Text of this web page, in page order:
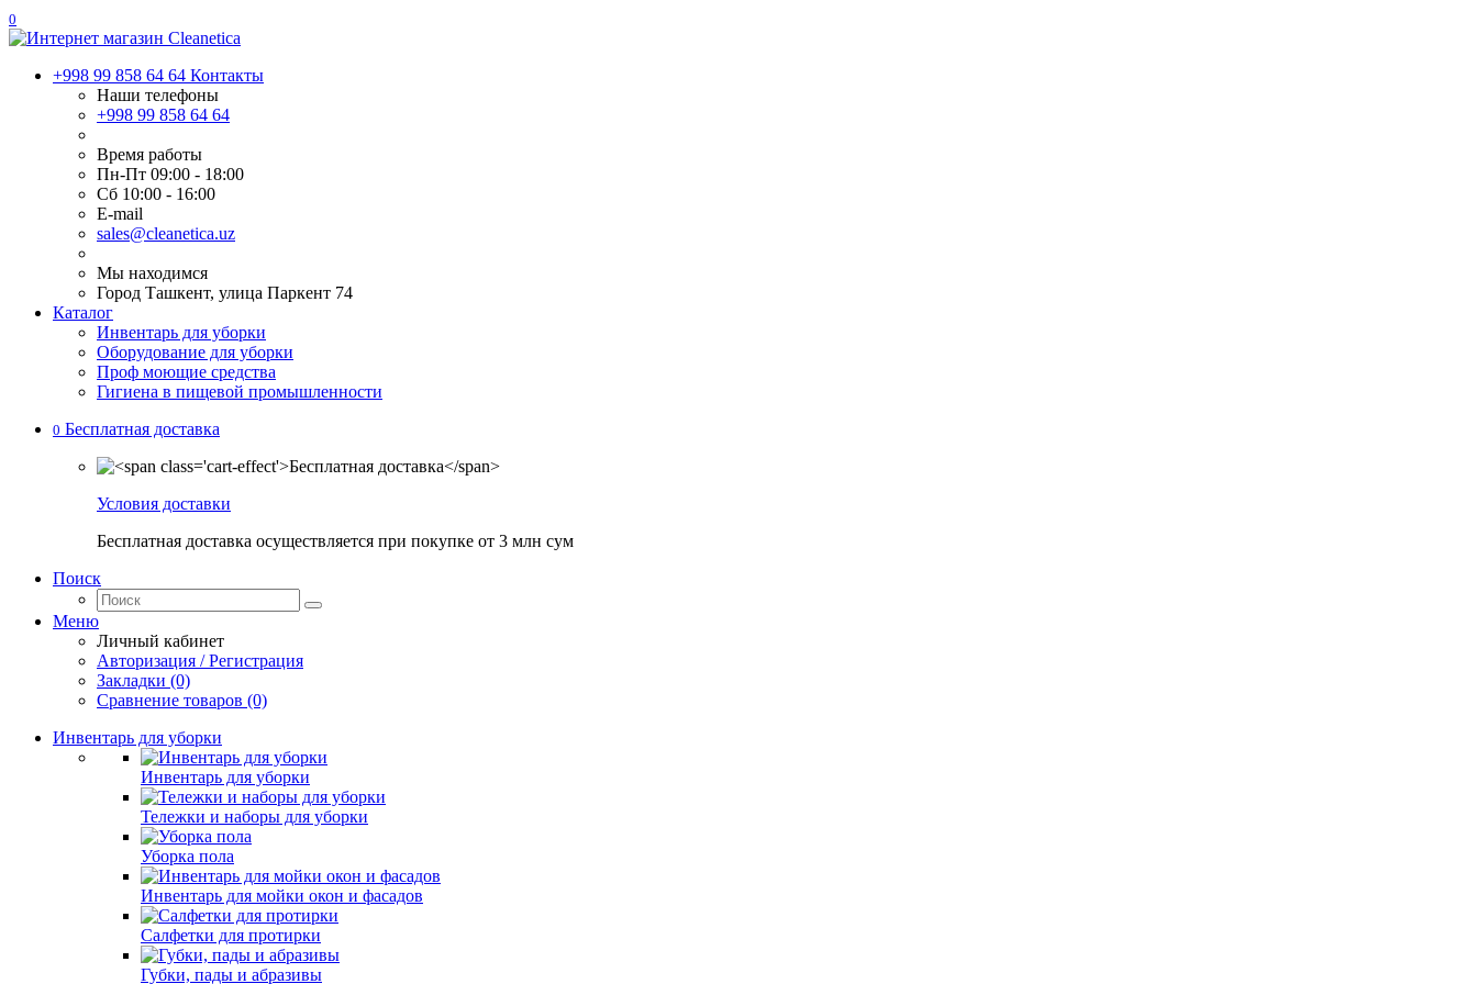
0
+998 99 858 64 64 Контакты
Наши телефоны
+998 99 858 64 64
Время работы
Пн-Пт 09:00 - 18:00
Сб 10:00 - 16:00
E-mail
sales@cleanetica.uz
Мы находимся
Город Ташкент, улица Паркент 74
Каталог
Инвентарь для уборки
Оборудование для уборки
Проф моющие средства
Гигиена в пищевой промышленности
0 Бесплатная доставка
Условия доставки
Бесплатная доставка осуществляется при покупке от 3 млн сум
Поиск
Меню
Личный кабинет
Авторизация / Регистрация
Закладки (0)
Сравнение товаров (0)
Инвентарь для уборки
Инвентарь для уборки
Тележки и наборы для уборки
Уборка пола
Инвентарь для мойки окон и фасадов
Салфетки для протирки
Губки, пады и абразивы